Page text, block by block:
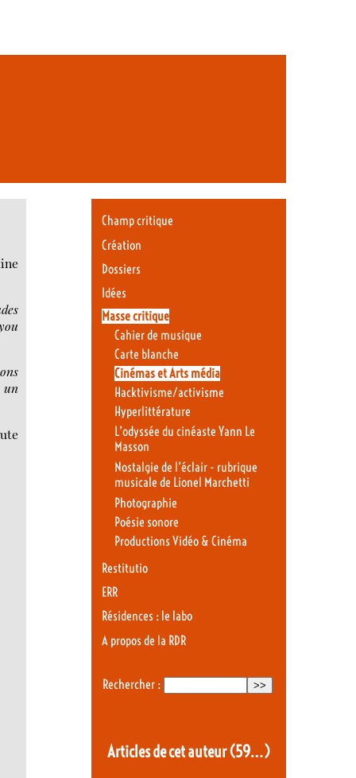
un
Champ critique
Création
Dossiers
Idées
Masse critique
Cahier de musique
Carte blanche
Cinémas et Arts média
Hacktivisme/activisme
Hyperlittérature
L’odyssée du cinéaste Yann Le
Masson
Nostalgie de l’éclair - rubrique
musicale de Lionel Marchetti
Photographie
Poésie sonore
Productions Vidéo & Cinéma
Restitutio
ERR
Résidences : le labo
A propos de la RDR
Rechercher :
Articles de cet auteur(59…)